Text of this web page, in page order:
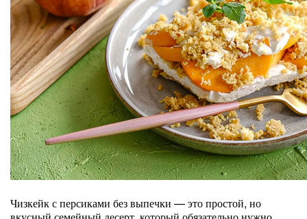
Чизкейк с персиками без выпечки — это простой, но